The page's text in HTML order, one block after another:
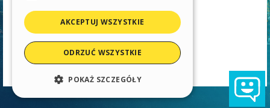
AKCEPTUJ WSZYSTKIE
ODRZUĆ WSZYSTKIE
POKAŻ SZCZEGÓŁY